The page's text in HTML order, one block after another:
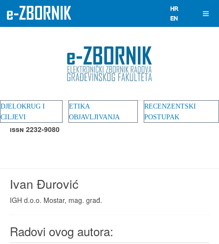
DJELOKRUG I
CILJEVI
ETIKA
OBJAVLJIVANJA
RECENZENTSKI
POSTUPAK
ISSN 2232-9080
Ivan Đurović
IGH d.o.o. Mostar, mag. građ.
Radovi ovog autora: